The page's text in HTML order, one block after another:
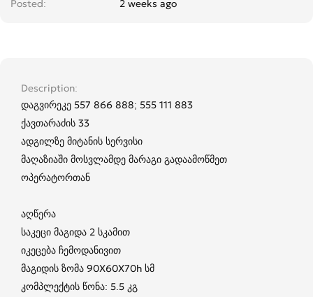
Posted
2 weeks ago
Description
დაგვირეკე 557 866 888; 555 111 883
ქავთარაძის 33
ადგილზე მიტანის სერვისი
მაღაზიაში მოსვლამდე მარაგი გადაამოწმეთ
ოპერატორთან
აღწერა
საკეცი მაგიდა 2 სკამით
იკეცება ჩემოდანივით
მაგიდის ზომა 90X60X70h სმ
კომპლექტის წონა: 5.5 კგ